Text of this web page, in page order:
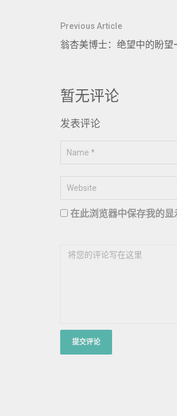
文
章
航
Previous Article
翁杏美博士：绝望中的盼
暂无评论
发表评论
在此浏览器中保存我的显